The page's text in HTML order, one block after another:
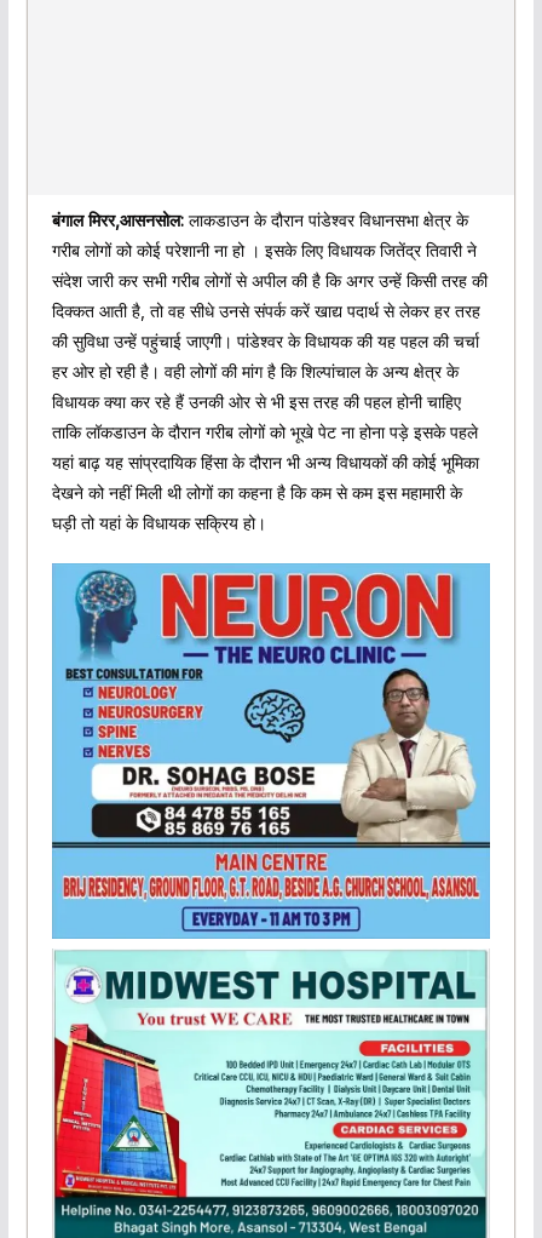
बंगाल मिरर,आसनसोल:लाकडाउन के दौरान पांडेश्वर विधानसभा क्षेत्र के
गरीब लोगों को कोई परेशानी ना हो । इसके लिए विधायक जितेंद्र तिवारी ने
संदेश जारी कर सभी गरीब लोगों से अपील की है कि अगर उन्हें किसी तरह की
दिक्कत आती है, तो वह सीधे उनसे संपर्क करें खाद्य पदार्थ से लेकर हर तरह
की सुविधा उन्हें पहुंचाई जाएगी। पांडेश्वर के विधायक की यह पहल की चर्चा
हर ओर हो रही है। वही लोगों की मांग है कि शिल्पांचाल के अन्य क्षेत्र के
विधायक क्या कर रहे हैं उनकी ओर से भी इस तरह की पहल होनी चाहिए
ताकि लॉकडाउन के दौरान गरीब लोगों को भूखे पेट ना होना पड़े इसके पहले
यहां बाढ़ यह सांप्रदायिक हिंसा के दौरान भी अन्य विधायकों की कोई भूमिका
देखने को नहीं मिली थी लोगों का कहना है कि कम से कम इस महामारी के
घड़ी तो यहां के विधायक सक्रिय हो।